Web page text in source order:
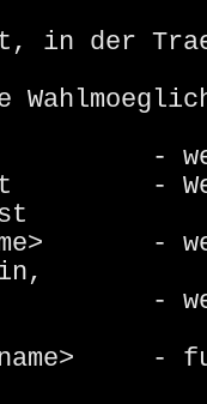
in der
wenn
Wenn Du
- wenn
Du
- fuer